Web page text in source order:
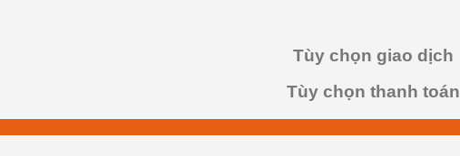
Tùy chọn giao dịch
Tùy chọn thanh toán